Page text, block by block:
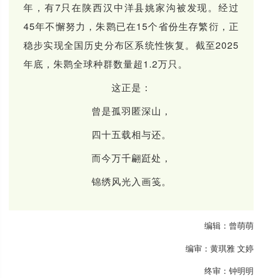
年，有7只在陕西汉中洋县姚家沟被发现。经过
45年不懈努力，朱鹮已在15个省份生存繁衍，正
稳步实现全国历史分布区系统性恢复。截至2025
年底，朱鹮全球种群数量超1.2万只。
这正是：
曾是孤羽匿深山，
四十五载相与还。
而今万千翩跹处，
锦绣风光入画笺。
编辑：曾萌萌
编审：黄琪雅 文婷
终审：钟明明